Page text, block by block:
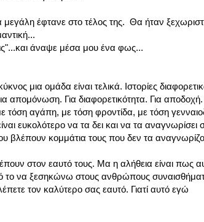
έφτανε στο τέλος της. Θα ήταν
άναψε μέσα μου ένα φως...
μια ομάδα είναι τελικά. Ιστορίες
απομόνωση. Για διαφορετικότητα. Για αποδοχή.
τόση αγάπη, με τόση φροντίδα, με τόση
ευκολότερο να τα δει και να τα αναγνωρίσει
βλέπουν κομμάτια τους που δεν τα
στον εαυτό τους. Μα η αλήθεια είναι πως
το να ξεσηκώνω στους ανθρώπους
τον καλύτερο σας εαυτό. Γιατί αυτό εγώ